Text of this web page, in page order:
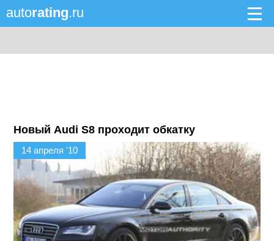
autorating.ru
Новый Audi S8 проходит обкатку
14 апреля '10